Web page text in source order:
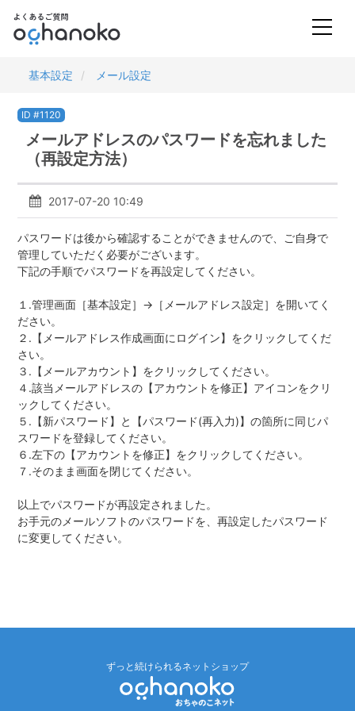
基本設定 メール設定
ID #1120
メールアドレスのパスワードを忘れました
（再設定方法）
2017-07-20 10:49
パスワードは後から確認することができませんので、ご自身で
管理していただく必要がございます。
下記の手順でパスワードを再設定してください。
１.管理画面［基本設定］→［メールアドレス設定］を開いてく
ださい。
２ . 【メールアドレス作成画面にログイン】をクリックしてくだ
さい。
３ . 【メールアカウント】をクリックしてください。
４ .該当メールアドレスの【アカウントを修正】アイコンをクリ
ックしてください。
５ . 【新パスワード】と【パスワード(再入力)】の箇所に同じパ
スワードを登録してください。
６ .左下の 【アカウントを修正】をクリックしてください。
７.そのまま画面を閉じてください。
以上でパスワードが再設定されました。
お手元のメールソフトのパスワードを、再設定したパスワード
に変更してください。
ずっと続けられるネットショップ